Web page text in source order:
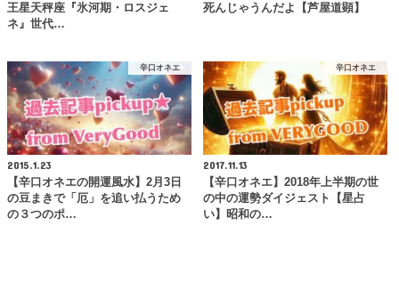
王星天秤座『氷河期・ロスジェ
ネ』世代…
死んじゃうんだよ【芦屋道顕】
辛口オネエ
2015.1.23
【辛口オネエの開運風水】2月3日
の豆まきで「厄」を追い払うため
の３つのポ…
辛口オネエ
2017.11.13
【辛口オネエ】2018年上半期の世
の中の運勢ダイジェスト【星占
い】昭和の…